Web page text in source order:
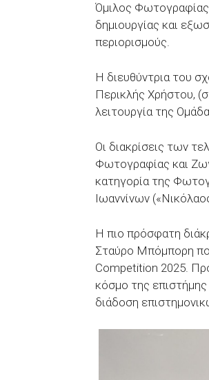
Όμιλος Φωτογραφίας
δημιουργίας και
περιορισμούς.
Η διευθύντρια του
Περικλής Χρήστου,
λειτουργία της
Οι διακρίσεις των
Φωτογραφίας και
κατηγορία της
Ιωαννίνων
Η πιο πρόσφατη
Σταύρο Μπόμπορη
Competition 2025.
κόσμο της
διάδοση